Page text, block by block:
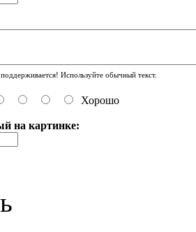
Используйте обычный текст.
Хорошо
на картинке: